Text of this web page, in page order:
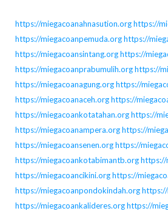
https://miegacoanahnasution.orghttps://
https://miegacoanpemuda.orghttps://
https://miegacoansintang.orghttps://
https://miegacoanprabumulih.orghttps://
https://miegacoanagung.orghttps://
https://miegacoanaceh.orghttps://
https://miegacoankotatahan.orghttps://
https://miegacoanampera.orghttps://
https://miegacoansenen.orghttps://
https://miegacoankotabimantb.orghttps://
https://miegacoancikini.orghttps://
https://miegacoanpondokindah.org
https://miegacoankalideres.orghttps://